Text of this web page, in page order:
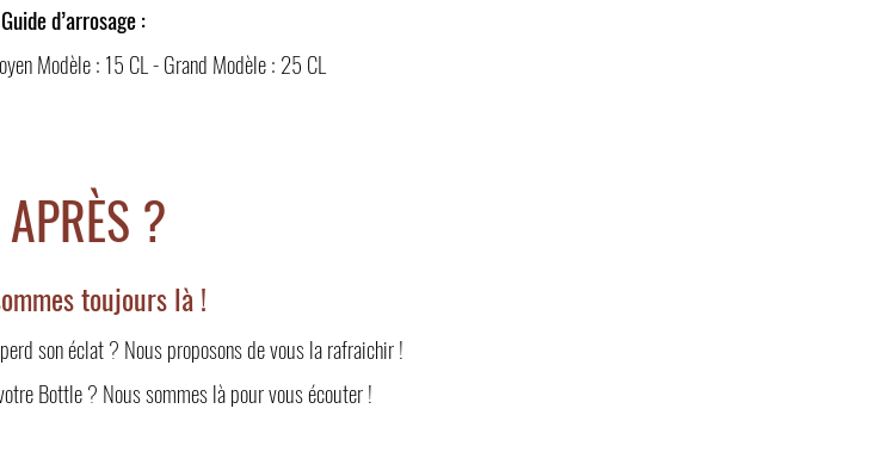
Guide d’arrosage :
Modèle : 15 CL - Grand Modèle : 25 CL
?
toujours là !
son éclat ? Nous proposons de vous la rafraichir !
Bottle ? Nous sommes là pour vous écouter !